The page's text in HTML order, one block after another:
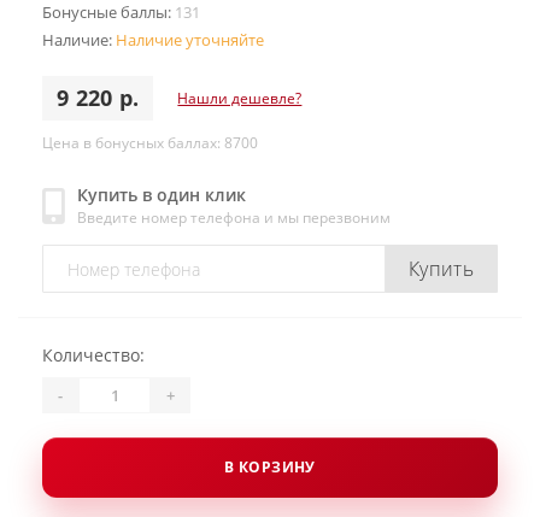
Бонусные баллы: 131
Наличие: Наличие уточняйте
9 220 р. Нашли дешевле?
Цена в бонусных баллах: 8700
Купить в один клик
Введите номер телефона и мы перезвоним
Купить
Количество:
- +
В КОРЗИНУ